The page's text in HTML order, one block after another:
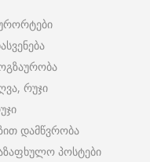
რუჯი
დამწვრობა
პოსტები